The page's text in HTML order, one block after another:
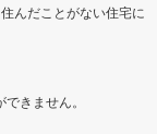
んだことがない住宅に
きません。